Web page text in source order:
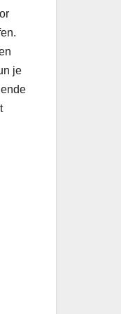
je